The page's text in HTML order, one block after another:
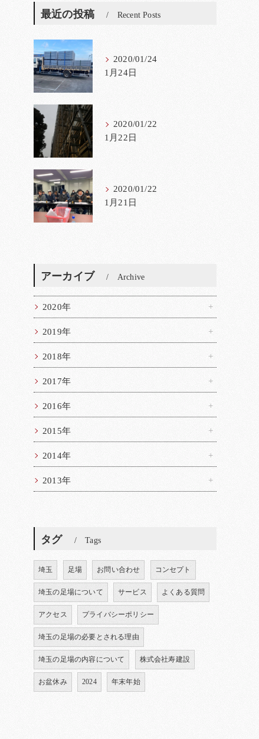
最近の投稿 Recent Posts
2020/01/24
1月24日
2020/01/22
1月22日
2020/01/22
1月21日
アーカイブ Archive
2020年
2019年
2018年
2017年
2016年
2015年
2014年
2013年
タグ Tags
埼玉 足場 お問い合わせ コンセプト
埼玉の足場について サービス よくある質問
アクセス プライバシーポリシー
埼玉の足場の必要とされる理由
埼玉の足場の内容について 株式会社寿建設
お盆休み 2024 年末年始